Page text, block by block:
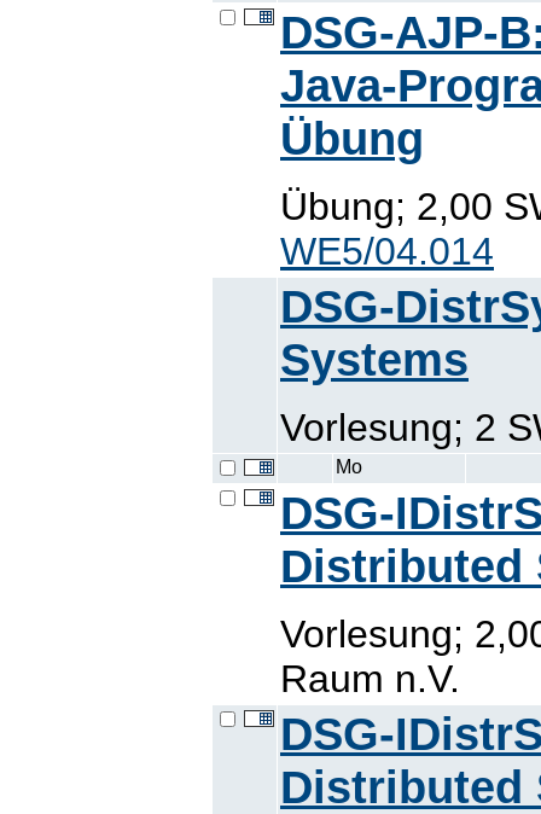
DSG-AJP-
Java-
Übung
Übung; 2,00
WE5/04.014
DSG-
Systems
Vorlesung; 2
Mo
DSG-
Distributed
Vorlesung;
Raum n.V.
DSG-
Distributed